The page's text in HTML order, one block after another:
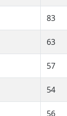
83
63
57
54
56